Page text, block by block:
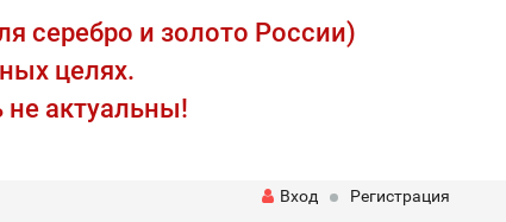
серебро и золото России)
целях.
актуальны!
Вход Регистрация